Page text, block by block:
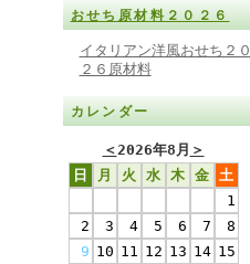
おせち原材料２０２６
イタリアン洋風おせち２０
２６原材料
カレンダー
＜2026年8月 ＞
日
月 火 水 木 金 土
1
2
3 4 5 6 7
8
9 10 11 12 13 14 15